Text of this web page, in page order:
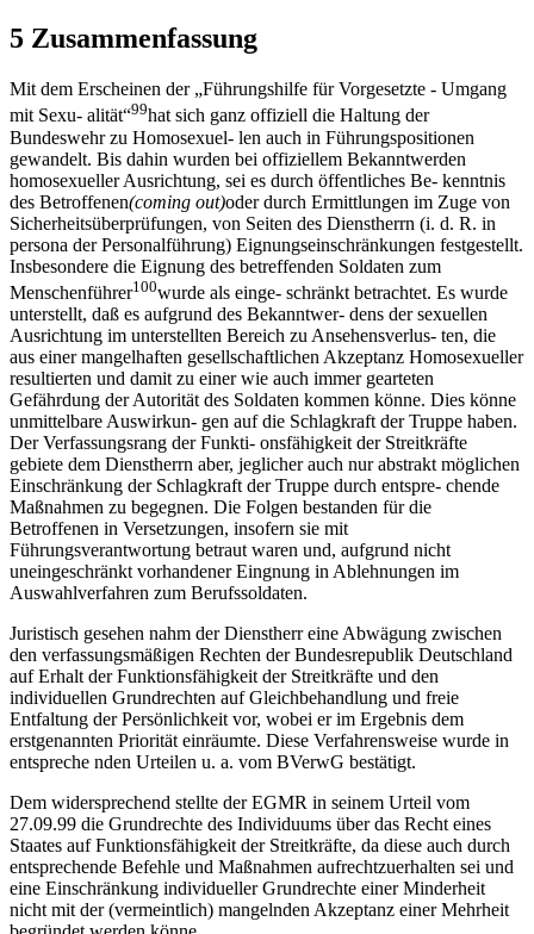
5 Zusammenfassung
Mit dem Erscheinen der „Führungshilfe für Vorgesetzte - Umgang
mit Sexu- alität“99hat sich ganz offiziell die Haltung der
Bundeswehr zu Homosexuel- len auch in Führungspositionen
gewandelt. Bis dahin wurden bei offiziellem Bekanntwerden
homosexueller Ausrichtung, sei es durch öffentliches Be- kenntnis
des Betroffenen(coming out)oder durch Ermittlungen im Zuge von
Sicherheitsüberprüfungen, von Seiten des Dienstherrn (i. d. R. in
persona der Personalführung) Eignungseinschränkungen festgestellt.
Insbesondere die Eignung des betreffenden Soldaten zum
Menschenführer100wurde als einge- schränkt betrachtet. Es wurde
unterstellt, daß es aufgrund des Bekanntwer- dens der sexuellen
Ausrichtung im unterstellten Bereich zu Ansehensverlus- ten, die
aus einer mangelhaften gesellschaftlichen Akzeptanz Homosexueller
resultierten und damit zu einer wie auch immer gearteten
Gefährdung der Autorität des Soldaten kommen könne. Dies könne
unmittelbare Auswirkun- gen auf die Schlagkraft der Truppe haben.
Der Verfassungsrang der Funkti- onsfähigkeit der Streitkräfte
gebiete dem Dienstherrn aber, jeglicher auch nur abstrakt möglichen
Einschränkung der Schlagkraft der Truppe durch entspre- chende
Maßnahmen zu begegnen. Die Folgen bestanden für die
Betroffenen in Versetzungen, insofern sie mit
Führungsverantwortung betraut waren und, aufgrund nicht
uneingeschränkt vorhandener Eingnung in Ablehnungen im
Auswahlverfahren zum Berufssoldaten.
Juristisch gesehen nahm der Dienstherr eine Abwägung zwischen
den verfassungsmäßigen Rechten der Bundesrepublik Deutschland
auf Erhalt der Funktionsfähigkeit der Streitkräfte und den
individuellen Grundrechten auf Gleichbehandlung und freie
Entfaltung der Persönlichkeit vor, wobei er im Ergebnis dem
erstgenannten Priorität einräumte. Diese Verfahrensweise wurde in
entspreche nden Urteilen u. a. vom BVerwG bestätigt.
Dem widersprechend stellte der EGMR in seinem Urteil vom
27.09.99 die Grundrechte des Individuums über das Recht eines
Staates auf Funktionsfähigkeit der Streitkräfte, da diese auch durch
entsprechende Befehle und Maßnahmen aufrechtzuerhalten sei und
eine Einschränkung individueller Grundrechte einer Minderheit
nicht mit der (vermeintlich) mangelnden Akzeptanz einer Mehrheit